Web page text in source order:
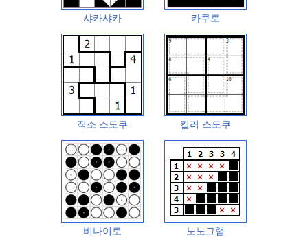
샤카샤카 카쿠로
직소 스도쿠 킬러 스도쿠
비나이로 노노그램